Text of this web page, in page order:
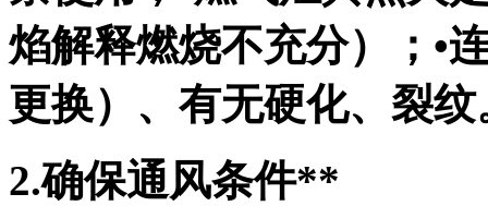
焰解释燃烧不充分）；•
更换）、有无硬化、裂纹
2.确保通风条件**